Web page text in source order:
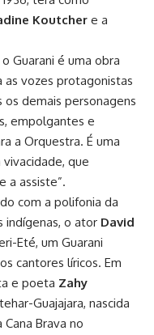
Koutcher e a
o Guarani é uma obra
vozes protagonistas
demais personagens
empolgantes e
a Orquestra. É uma
que
a assiste”.
com a polifonia da
indígenas, o ator David
Eté, um Guarani
cantores líricos. Em
e poeta Zahy
Guajajara, nascida
Brava no